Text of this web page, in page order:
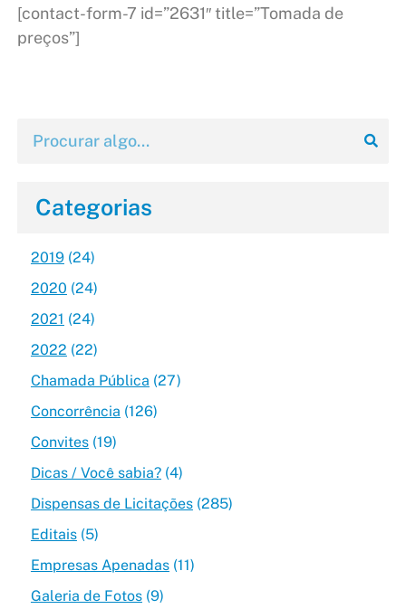
[contact-form-7 id=”2631″ title=”Tomada de
preços”]
Categorias
2019(24)
2020 (24)
2021 (24)
2022 (22)
Chamada Pública (27)
Concorrência (126)
Convites(19)
Dicas / Você sabia?(4)
Dispensas de Licitações(285)
Editais(5)
Empresas Apenadas(11)
Galeria de Fotos(9)